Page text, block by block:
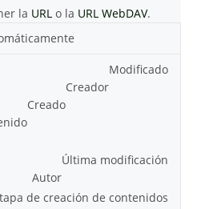
la URL o la URL WebDAV.
Modificado
Creador
Creado
Última modificación
Autor
de creación de contenidos